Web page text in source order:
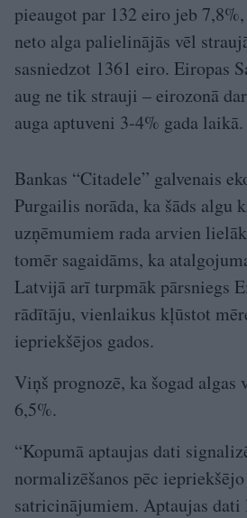
pieaugot par 132 eiro jeb
neto alga palielinājās vēl
sasniedzot 1361 eiro. Eiropas
aug ne tik strauji – eirozonā
auga aptuveni 3-4% gada laikā.
Bankas “Citadele” galvenais
Purgailis norāda, ka šāds algu
uzņēmumiem rada arvien
tomēr sagaidāms, ka
Latvijā arī turpmāk pārsniegs
rādītāju, vienlaikus kļūstot
iepriekšējos gados.
Viņš prognozē, ka šogad algas
6,5%.
“Kopumā aptaujas dati
normalizēšanos pēc
satricinājumiem. Aptaujas dati